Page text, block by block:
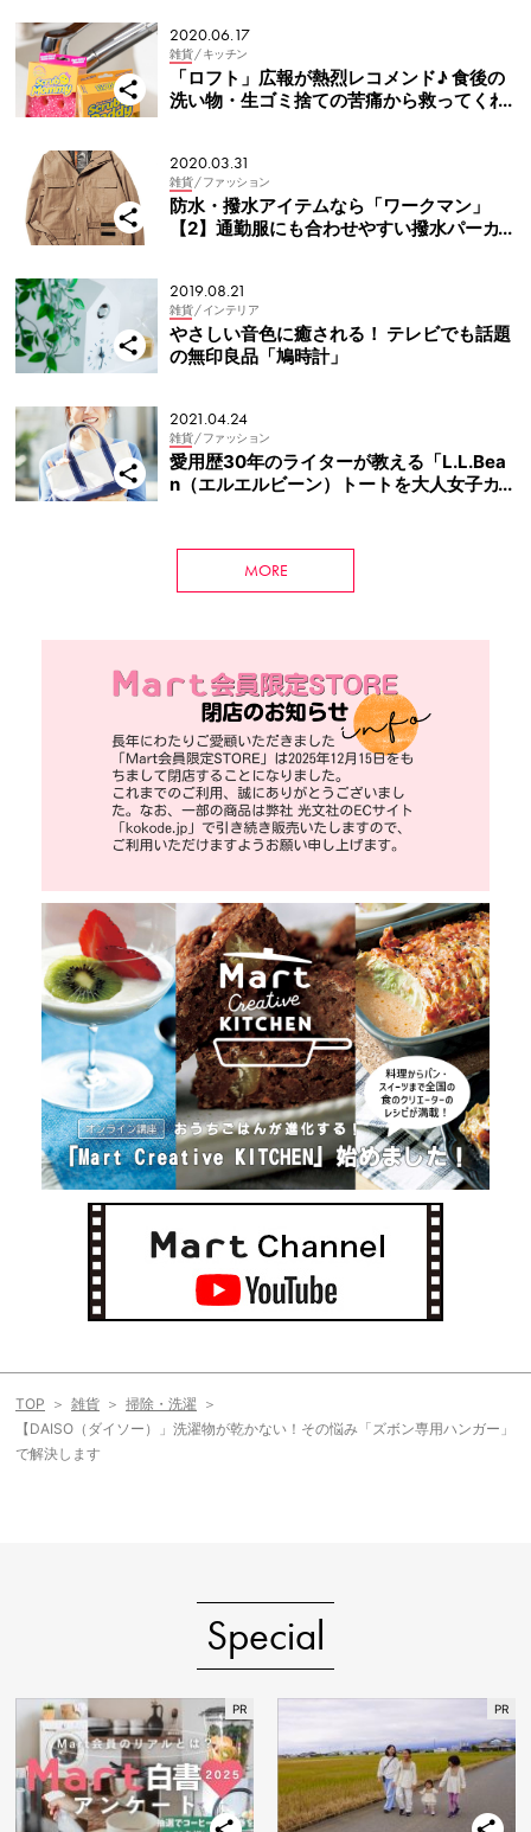
2020.06.17
雑貨 / キッチン
「ロフト」広報が熱烈レコメンド♪ 食後の
洗い物・生ゴミ捨ての苦痛から救ってくれ
2020.03.31
雑貨 / ファッション
防水・撥水アイテムなら「ワークマン」
【2】通勤服にも合わせやすい撥水パーカ
2019.08.21
雑貨 / インテリア
やさしい音色に癒される！ テレビでも話題
の無印良品「鳩時計」
2021.04.24
雑貨 / ファッション
愛用歴30年のライターが教える「L.L.Bea
n（エルエルビーン）トートを大人女子カ
MORE
TOP 雑貨
掃除・洗濯
【DAISO（ダイソー）」洗濯物が乾かない！その悩み「ズボン専用ハンガー」
で解決します
Special